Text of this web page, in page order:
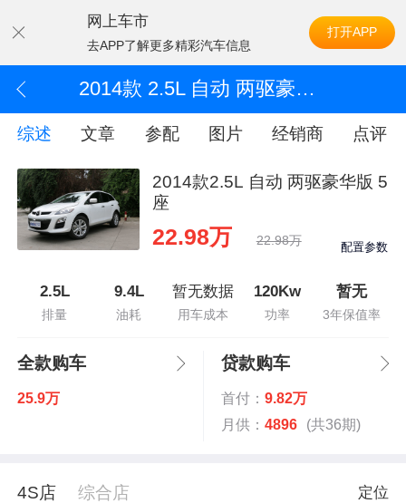
网上车市
去APP了解更多精彩汽车信息
打开APP
2014款 2.5L 自动 两驱豪华版 5座
综述 文章 参配 图片 经销商 点评
2014款2.5L 自动 两驱豪华版 5
座
22.98万 22.98万 配置参数
2.5L
排量
9.4L
油耗
暂无数据
用车成本
120Kw
功率
暂无
3年保值率
全款购车
25.9万
贷款购车
首付： 9.82万
月供： 4896 (共36期)
4S店 综合店 定位